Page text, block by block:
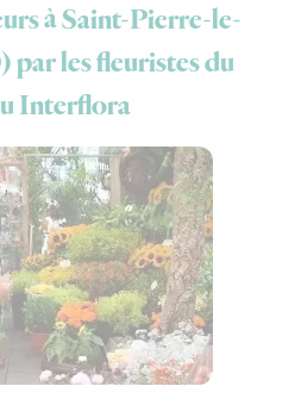
à Saint-Pierre-le-
les fleuristes du
Interflora